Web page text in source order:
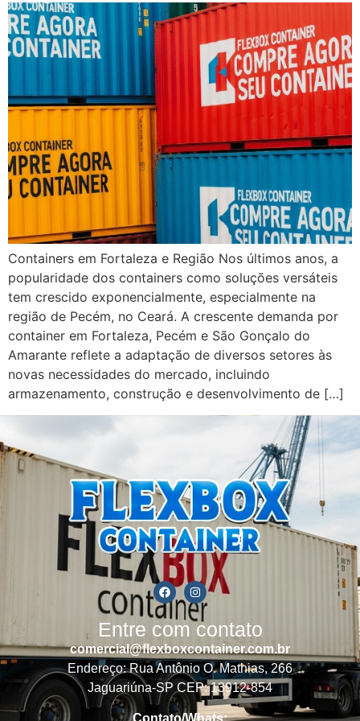
Containers em Fortaleza e Região Nos últimos anos, a
popularidade dos containers como soluções versáteis
tem crescido exponencialmente, especialmente na
região de Pecém, no Ceará. A crescente demanda por
container em Fortaleza, Pecém e São Gonçalo do
Amarante reflete a adaptação de diversos setores às
novas necessidades do mercado, incluindo
armazenamento, construção e desenvolvimento de […]
Entre com contato
comercial@flexboxcontainer.com.br
Endereço: Rua Antônio O. Mathias, 266
Jaguariúna-SP CEP: 13912-854
Contato/Whats: